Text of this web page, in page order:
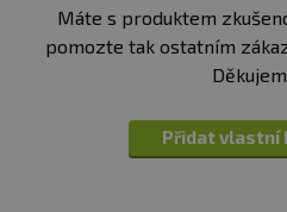
Máte s produktem
pomozte tak ostatním
Přidat vlastní